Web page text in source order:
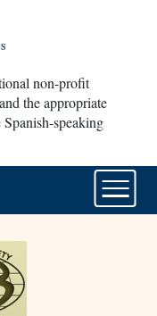
non-profit
the appropriate
speaking